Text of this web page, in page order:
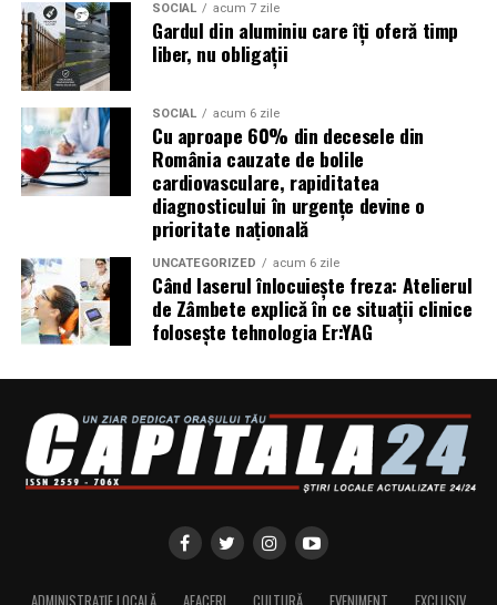
Pentru a răspunde riscurilor tot mai complexe,
cyber_Folks a lansat la finalul lunii iunie robo_Folks,
primul asistent AI integrat într-un panou de hosting
din România. Acesta poate efectua, la cererea
utilizatorului, un audit al securității site-ului, care
include verificarea certificatelor SSL, a configurărilor
DNS și a sistemelor SPF, DKIM și DMARC utilizate
pentru protecția e-mailului împotriva uzurpării
Ce pot face companiile în această perioadă
Potrivit specialiștilor cyber_Folks, companiile ar trebui
Verifice domeniul literă cu literă înaintea oricărei
plăți sau autentificări. Diferența dintre site-ul real și
o clonă poate fi un singur caracter sau o extensie
neobișnuită.
Nu scaneze coduri QR primite prin e-mail, chat sau
din surse neverificate. Verifică adresa afișată de
SOCIAL acum 7 zile
Gardul din aluminiu care îți oferă timp
liber, nu obligații
SOCIAL acum 6 zile
Cu aproape 60% din decesele din
România cauzate de bolile
cardiovasculare, rapiditatea
diagnosticului în urgențe devine o
prioritate națională
UNCATEGORIZED acum 6 zile
Când laserul înlocuiește freza: Atelierul
de Zâmbete explică în ce situații clinice
folosește tehnologia Er:YAG
ADMINISTRAȚIE LOCALĂ AFACERI CULTURĂ EVENIMENT EXCLUSIV